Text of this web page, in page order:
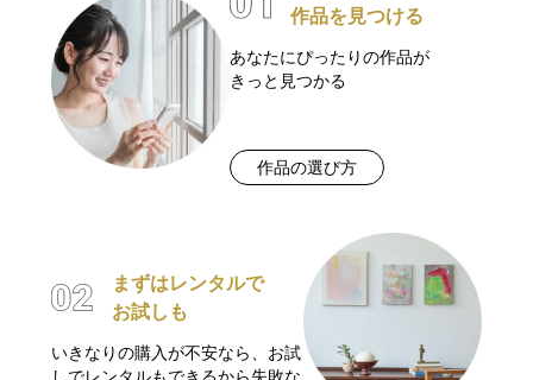
作品を見つける
あなたにぴったりの作品が
きっと見つかる
作品の選び方
まずはレンタルで
お試しも
いきなりの購入が不安なら、お試
しでレンタルもできるから失敗な